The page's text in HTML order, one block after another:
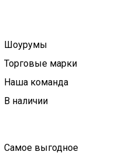
Шоурумы
Торговые марки
Наша команда
В наличии
Самое выгодное